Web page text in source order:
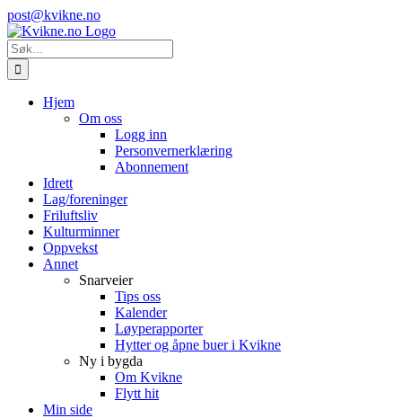
Skip
to
content
Instagram
E-
post
post@kvikne.no
Søk
etter:
Hjem
Om oss
Logg inn
Personvernerklæring
Abonnement
Idrett
Lag/foreninger
Friluftsliv
Kulturminner
Oppvekst
Annet
Snarveier
Tips oss
Kalender
Løyperapporter
Hytter og åpne buer i Kvikne
Ny i bygda
Om Kvikne
Flytt hit
Min side